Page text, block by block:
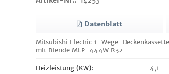
Datenblatt
Mitsubishi Electric 1-Wege-
mit Blende MLP-444W R32
Heizleistung (KW): 4,1